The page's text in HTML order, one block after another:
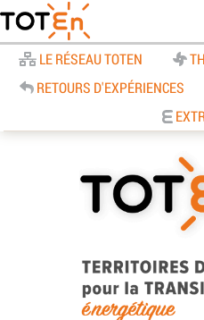
LE RÉSEAU TOTEN
RETOURS D'EXPÉRIENCES